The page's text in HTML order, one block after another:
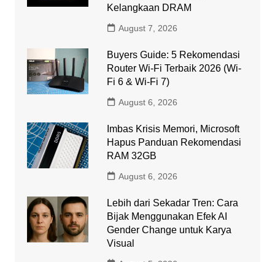
Kelangkaan DRAM
August 7, 2026
Buyers Guide: 5 Rekomendasi
Router Wi-Fi Terbaik 2026 (Wi-
Fi 6 & Wi-Fi 7)
August 6, 2026
Imbas Krisis Memori, Microsoft
Hapus Panduan Rekomendasi
RAM 32GB
August 6, 2026
Lebih dari Sekadar Tren: Cara
Bijak Menggunakan Efek AI
Gender Change untuk Karya
Visual